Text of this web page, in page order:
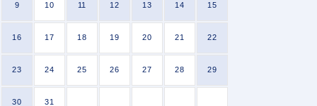
9 10 11 12 13 14 15
16 17 18 19 20 21 22
23 24 25 26 27 28 29
30 31